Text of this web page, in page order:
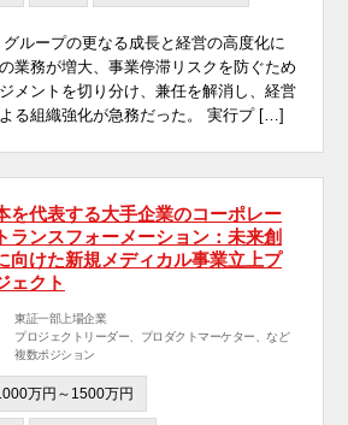
ループの更なる成長と経営の高度化に
業務が増大、事業停滞リスクを防ぐため
メントを切り分け、兼任を解消し、経営
る組織強化が急務だった。 実行プ […]
を代表する大手企業のコーポレー
ランスフォーメーション：未来創
向けた新規メディカル事業立上プ
ェクト
東証一部上場企業
プロジェクトリーダー、プロダクトマーケター、など
複数ポジション
万円～1500万円